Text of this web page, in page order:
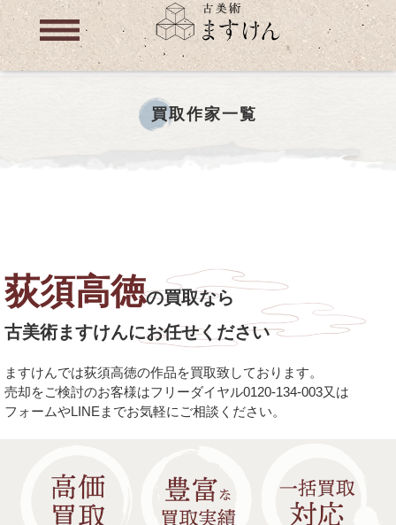
買取作家一覧
荻須高徳の買取なら
古美術ますけんにお任せください
ますけんでは荻須高徳の作品を買取致しております。
売却をご検討のお客様はフリーダイヤル0120-134-003又は
フォームやLINEまでお気軽にご相談ください。